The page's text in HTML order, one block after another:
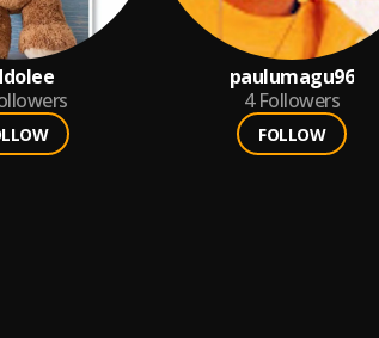
paulumagu96
4 Followers
FOLLOW